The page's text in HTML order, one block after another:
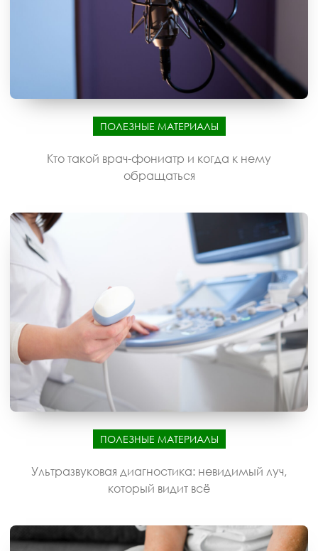
ПОЛЕЗНЫЕ МАТЕРИАЛЫ
Кто такой врач-фониатр и когда к нему
обращаться
ПОЛЕЗНЫЕ МАТЕРИАЛЫ
Ультразвуковая диагностика: невидимый луч,
который видит всё